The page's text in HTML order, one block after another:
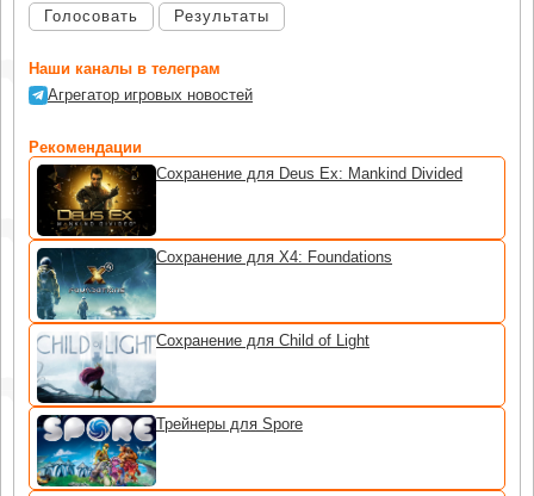
Голосовать
Результаты
Наши каналы в телеграм
Агрегатор игровых новостей
Рекомендации
Сохранение для Deus Ex: Mankind Divided
Сохранение для X4: Foundations
Сохранение для Child of Light
Трейнеры для Spore